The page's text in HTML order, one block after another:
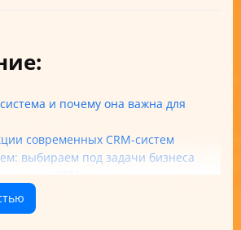
и почему она важна для
современных CRM-систем
выбираем под задачи бизнеса
и преимущества CRM